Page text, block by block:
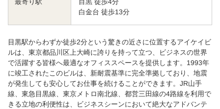
白金台 徒歩13分
目黒駅からわずか徒歩2分という驚きの近さに位置するアイケイビ
ルは、東京都品川区上大崎に誇りを持って立つ、ビジネスの世界
で活躍する皆様へ最適なオフィススペースを提供します。1993年
に竣工されたこのビルは、新耐震基準に完全準拠しており、地震
が発生しても安心してお仕事を続けることができます。JR山手
線、東急目黒線、東京メトロ南北線、都営三田線の4路線を利用で
きる立地の利便性は、ビジネスシーンにおいて絶大なアドバンテ